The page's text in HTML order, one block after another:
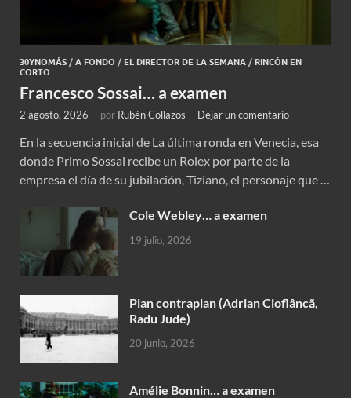
30YNOMÁS / A FONDO / EL DIRECTOR DE LA SEMANA / RINCÓN EN
CORTO
Francesco Sossai… a examen
2 agosto, 2026 - por Rubén Collazos - Dejar un comentario
En la secuencia inicial de La última ronda en Venecia, esa
donde Primo Sossai recibe un Rolex por parte de la
empresa el día de su jubilación, Tiziano, el personaje que …
Cole Webley… a examen
19 julio, 2026
Plan contraplan (Adrian Cioflâncã,
Radu Jude)
20 junio, 2026
Amélie Bonnin… a examen